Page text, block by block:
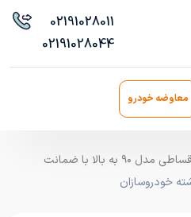
02191028011
02191028044
معاوضه خودرو
خودرو شاپ، خرید و فروش خودرو اقساطی مدل ۹۰ به بالا با ضمانت
خودروسازان